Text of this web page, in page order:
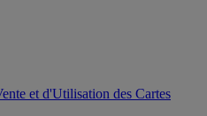
et d'Utilisation des Cartes